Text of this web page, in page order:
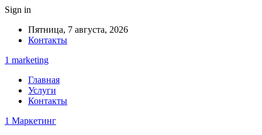
Sign in
Пятница, 7 августа, 2026
Контакты
1 marketing
Главная
Услуги
Контакты
1 Маркетинг